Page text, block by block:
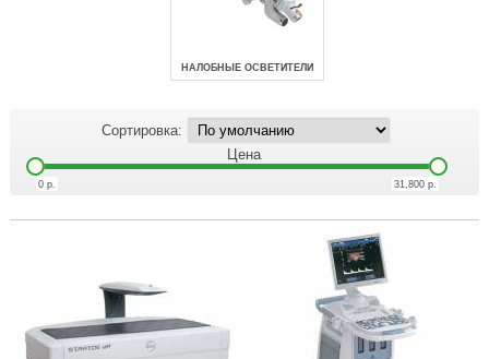
НАЛОБНЫЕ ОСВЕТИТЕЛИ
Сортировка:
Цена
0 р. 31,800 р.